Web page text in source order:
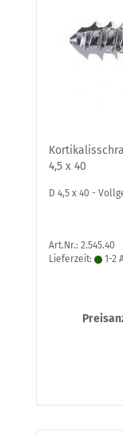
4,5 x 40
D 4,5 x 40 -
Art.Nr.: 2.545.40
Lieferzeit:
1-2